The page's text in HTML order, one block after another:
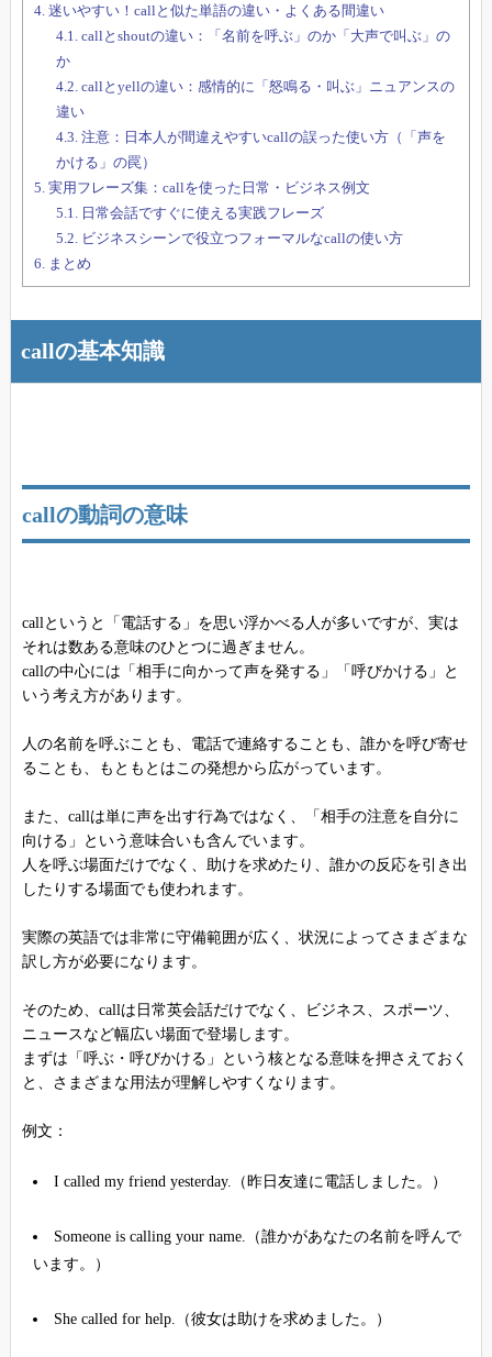
4. 迷いやすい！callと似た単語の違い・よくある間違い
4.1. callとshoutの違い：「名前を呼ぶ」のか「大声で叫ぶ」の
か
4.2. callとyellの違い：感情的に「怒鳴る・叫ぶ」ニュアンスの
違い
4.3. 注意：日本人が間違えやすいcallの誤った使い方（「声を
かける」の罠）
5. 実用フレーズ集：callを使った日常・ビジネス例文
5.1.
日常会話ですぐに使える実践フレーズ
5.2. ビジネスシーンで役立つフォーマルなcallの使い方
6.
まとめ
callの基本知識
callの動詞の意味
callというと「電話する」を思い浮かべる人が多いですが、実は
それは数ある意味のひとつに過ぎません。
callの中心には「相手に向かって声を発する」「呼びかける」と
いう考え方があります。
人の名前を呼ぶことも、電話で連絡することも、誰かを呼び寄せ
ることも、もともとはこの発想から広がっています。
また、callは単に声を出す行為ではなく、「相手の注意を自分に
向ける」という意味合いも含んでいます。
人を呼ぶ場面だけでなく、助けを求めたり、誰かの反応を引き出
したりする場面でも使われます。
実際の英語では非常に守備範囲が広く、状況によってさまざまな
訳し方が必要になります。
そのため、callは日常英会話だけでなく、ビジネス、スポーツ、
ニュースなど幅広い場面で登場します。
まずは「呼ぶ・呼びかける」という核となる意味を押さえておく
と、さまざまな用法が理解しやすくなります。
例文：
I called my friend yesterday.（昨日友達に電話しました。）
Someone is calling your name.（誰かがあなたの名前を呼んで
います。）
She called for help.（彼女は助けを求めました。）